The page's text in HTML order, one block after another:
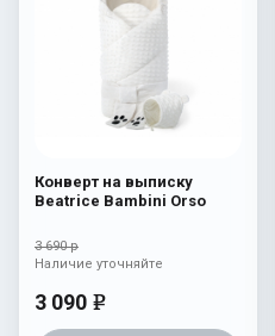
Конверт на выписку
Beatrice Bambini Orso
3 690 р
3 090 e
Наличие уточняйте